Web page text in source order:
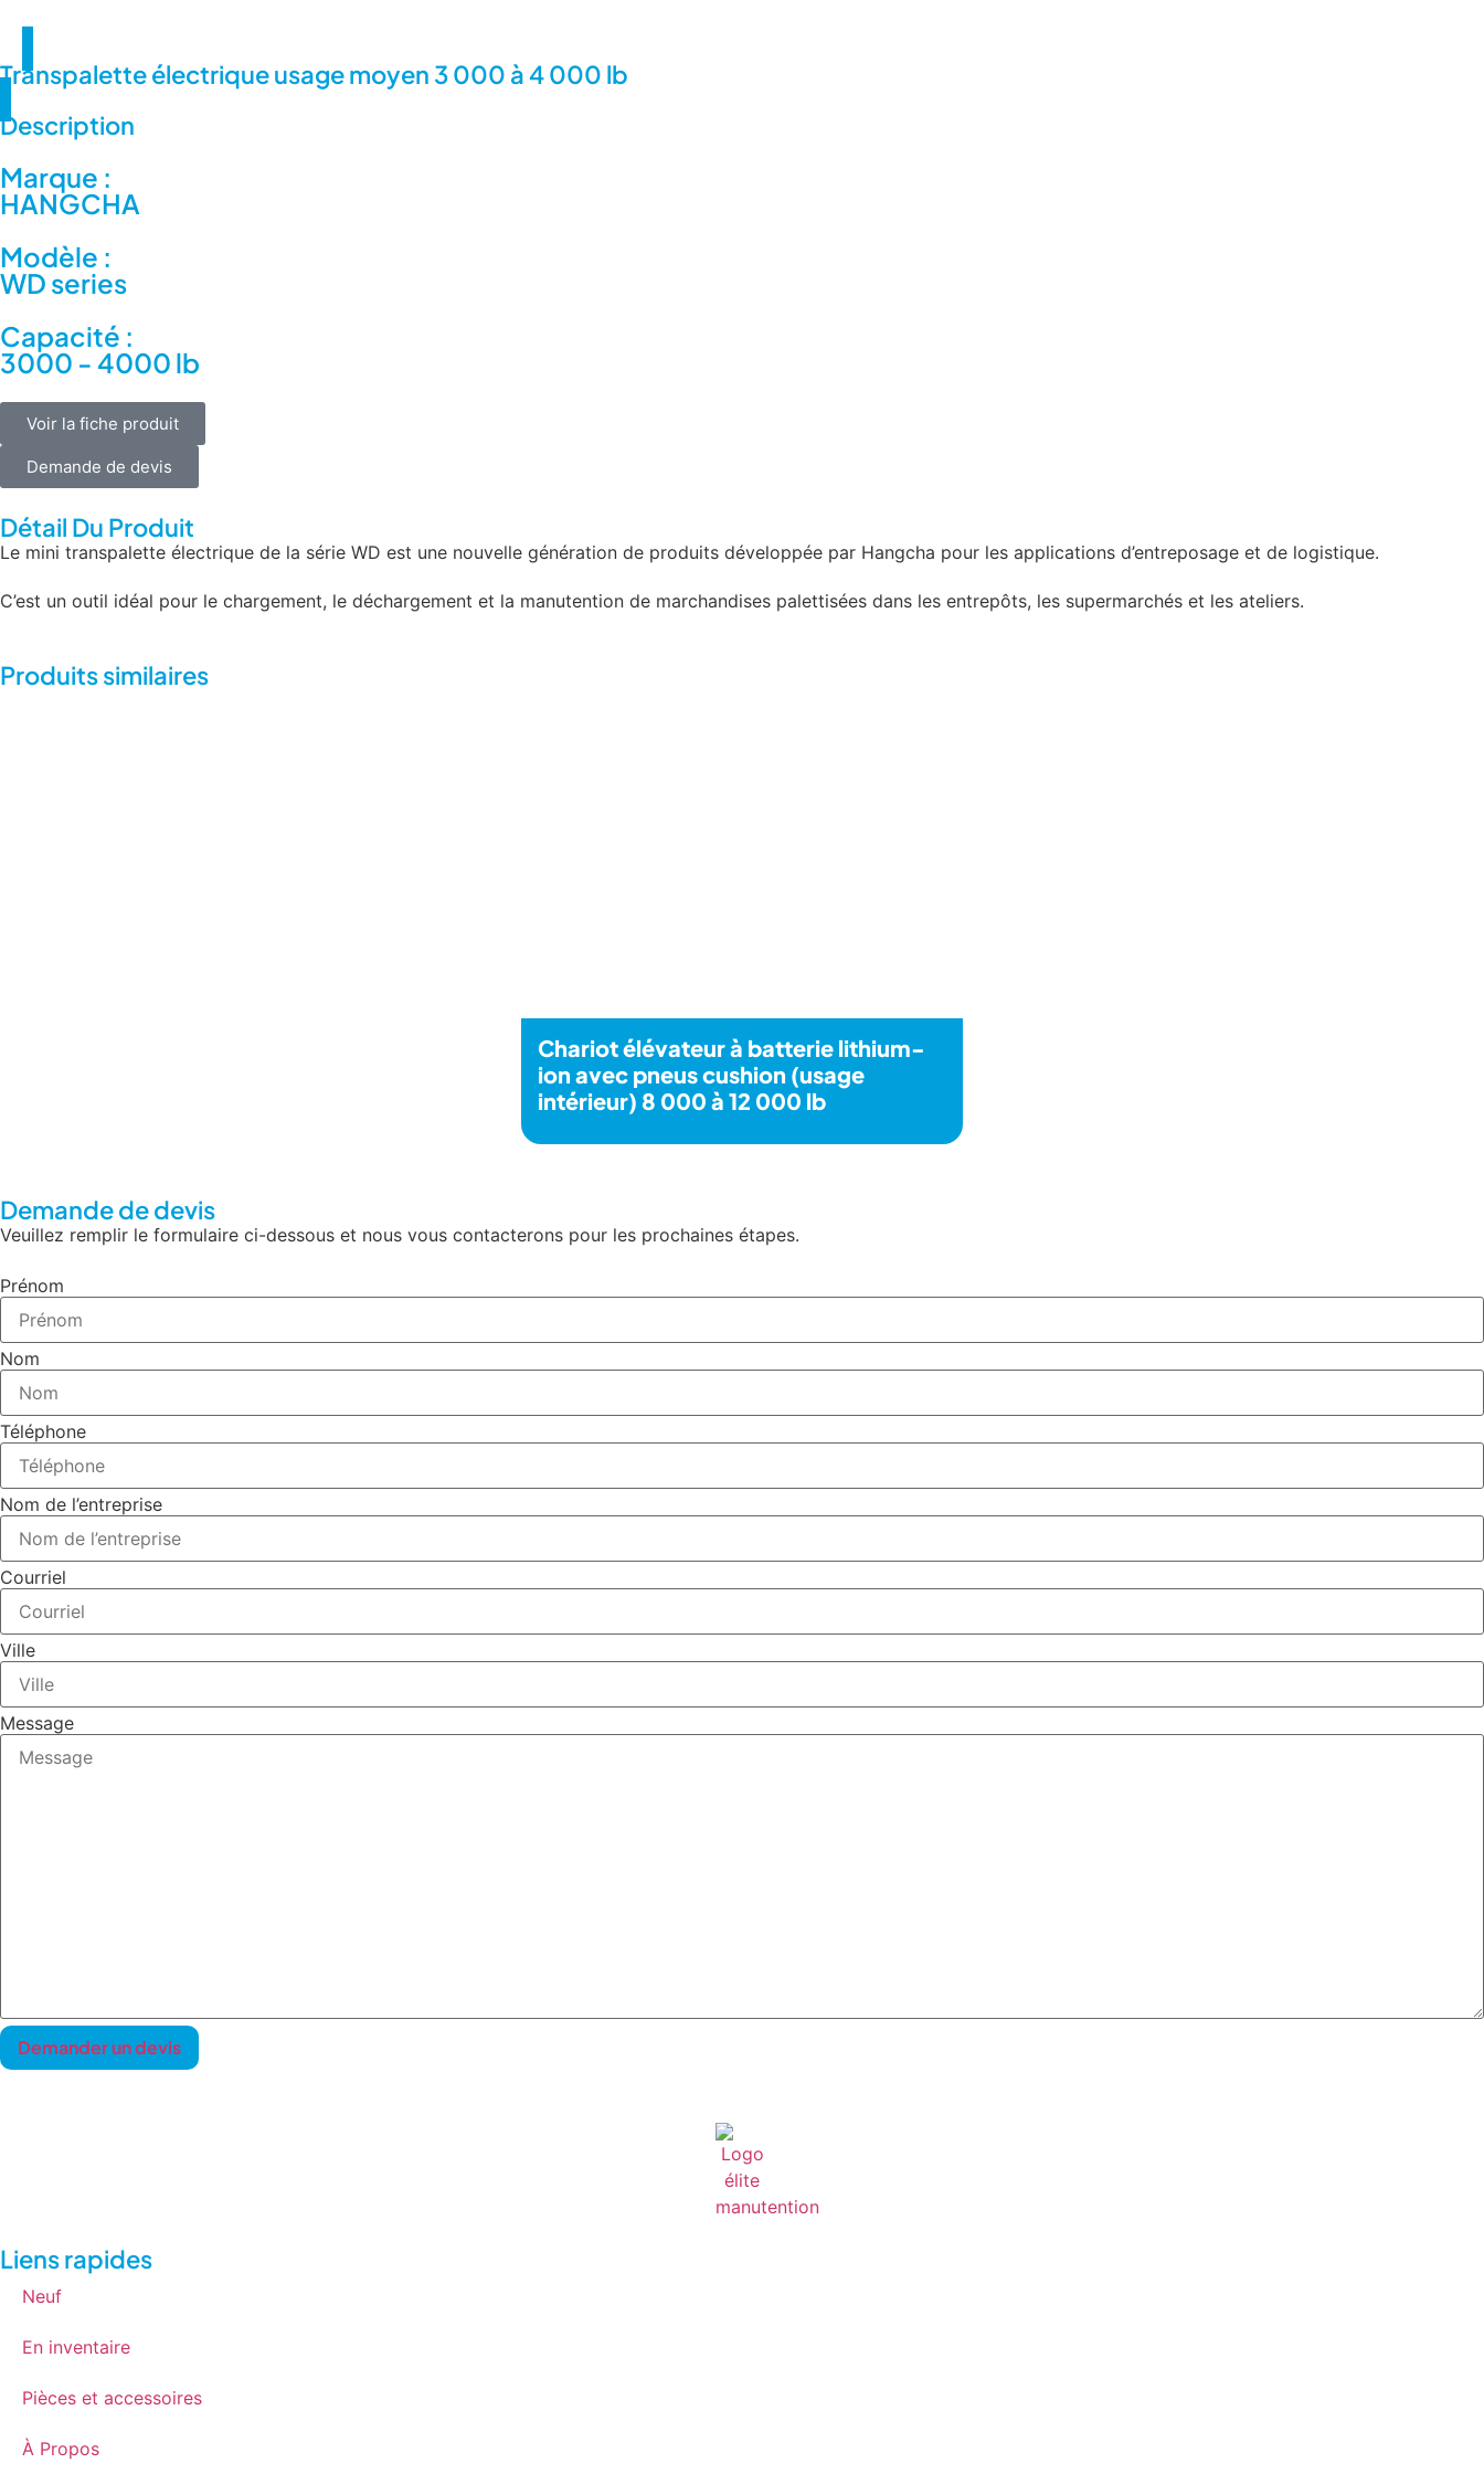
Transpalette électrique usage moyen 3 000 à 4 000 lb
Description
Marque :
HANGCHA
Modèle :
WD series
Capacité :
3000 - 4000 lb
Voir la fiche produit
Demande de devis
Détail Du Produit
Le mini transpalette électrique de la série WD est une nouvelle génération de produits développée par Hangcha pour les applications d’entreposage et de logistique.
C’est un outil idéal pour le chargement, le déchargement et la manutention de marchandises palettisées dans les entrepôts, les supermarchés et les ateliers.
Produits similaires
Chariot élévateur à batterie lithium-
ion avec pneus cushion (usage
intérieur) 8 000 à 12 000 lb
Demande de devis
Veuillez remplir le formulaire ci-dessous et nous vous contacterons pour les prochaines étapes.
Prénom
Nom
Téléphone
Nom de l’entreprise
Courriel
Ville
Message
Liens rapides
Neuf
En inventaire
Pièces et accessoires
À Propos